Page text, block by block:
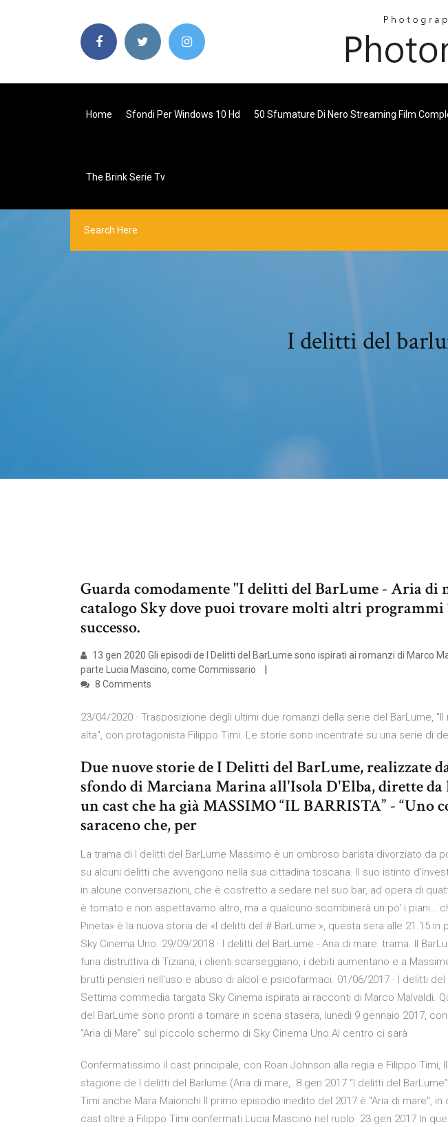
Home Sfondi Per Windows 10 Hd 50 Sfumature Di Nero Streaming Film
The Brink Serie Tv
I delitti del
Guarda comodamente "I delitti del BarLume - Aria di
catalogo Sky dove puoi trovare molti altri
successo.
13 gen 2020 Gli episodi de I Delitti del BarLume sono ispirati ai romanzi di Marco
parte Lucia Mascino, come Commissario
8 Comments
23/04/2020 · Trasposizione degli ultimi due romanzi della serie del BarLume,
alta", con protagonista Filippo Timi. Le storie sono incentrate su una serie di
Due nuove storie de I Delitti del BarLume, realizzate
sfondo di Marciana Marina all'Isola D'Elba, dirette da
un cast che ha già MASSIMO “IL BARRISTA” - “Uno
saraceno che, per
La trama di I delitti del BarLume Massimo è un ombroso barista divorziato da
su alcuni delitti che avvengono nella sua cittadina toscana. Il suo istinto
in alcune conversazioni, che è costretto a sedare nel suo bar, ad opera di
è tornato e non aspettavamo altro, ma a qualcuno scombinerà un po' i piani…
Pineta» è la nuova storia de «I delitti del # BarLume », questa sera alle 21.15 in
Sky Cinema Uno. 29/09/2018 · I delitti del BarLume - Aria di mare: trama. Il
furia distruttiva di Tiziana, i clienti scarseggiano, i debiti aumentano e a
brutti pensieri nell'uso e abuso di alcol e psicofarmaci. 01/06/2017 · I delitti del
Settima commedia targata Sky Cinema ispirata ai racconti di Marco Malvaldi.
del BarLume sono pronti a tornare in scena stasera, lunedì 9 gennaio 2017,
“Aria di Mare” sul piccolo schermo di Sky Cinema Uno.Al centro ci sarà
Confermatissimo il cast principale, con Roan Johnson alla regia e Filippo Timi,
stagione de I delitti del Barlume (Aria di mare, 8 gen 2017 “I delitti del
Timi anche Mara Maionchi Il primo episodio inedito del 2017 è "Aria di mare", in
cast oltre a Filippo Timi confermati Lucia Mascino nel ruolo 23 gen 2017 In